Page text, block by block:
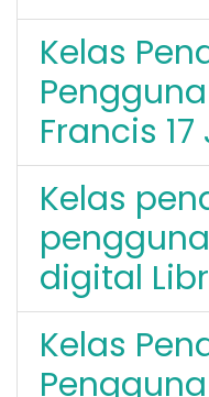
Kelas
Francis
Kelas
pengguna
digital
Kelas